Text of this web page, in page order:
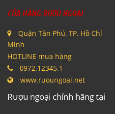
CỬA HÀNG RƯỢU NGOẠI
Quận Tân Phú, TP. Hồ Chí
Minh
HOTLINE mua hàng
0972.12345.1
www.ruoungoai.net
Rượu ngoại chính hãng tại